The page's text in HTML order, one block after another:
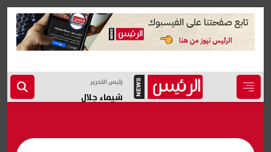
رئيس التحرير
شيماء جلال